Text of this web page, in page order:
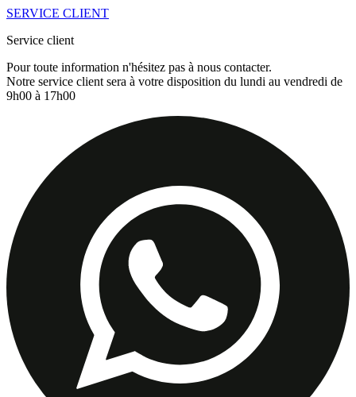
SERVICE CLIENT
Service client
Pour toute information n'hésitez pas à nous contacter.
Notre service client sera à votre disposition du lundi au vendredi de
9h00 à 17h00